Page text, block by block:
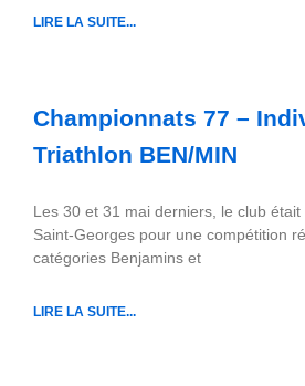
LIRE LA SUITE...
Championnats 77 –
Triathlon BEN/MIN
Les 30 et 31 mai derniers, le club
Saint-Georges pour une compétition
catégories Benjamins et
LIRE LA SUITE...